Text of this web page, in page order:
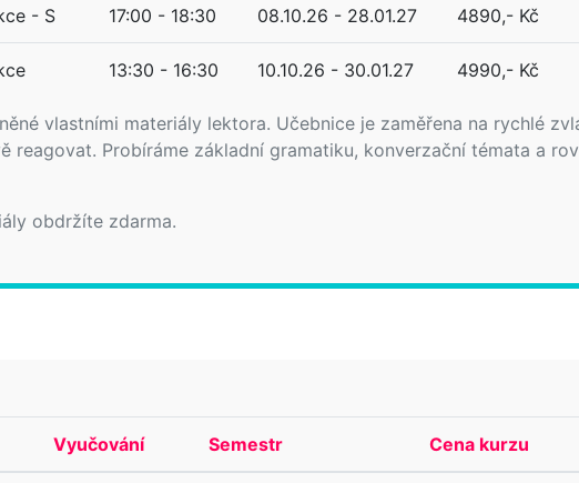
vlastními materiály lektora. Učebnice je zaměřena na rychlé
Probíráme základní gramatiku, konverzační témata a
obdržíte zdarma.
- S 17:00 - 18:30 08.10.26 - 28.01.27 4890,- Kč
13:30 - 16:30 10.10.26 - 30.01.27 4990,- Kč
Vyučování Semestr Cena kurzu